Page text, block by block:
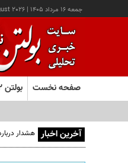
جمعه ۱۶ مرداد ۱۴۰۵ |
2026
صفحه نخست بولتن ۲
آخرین اخبار هشدار